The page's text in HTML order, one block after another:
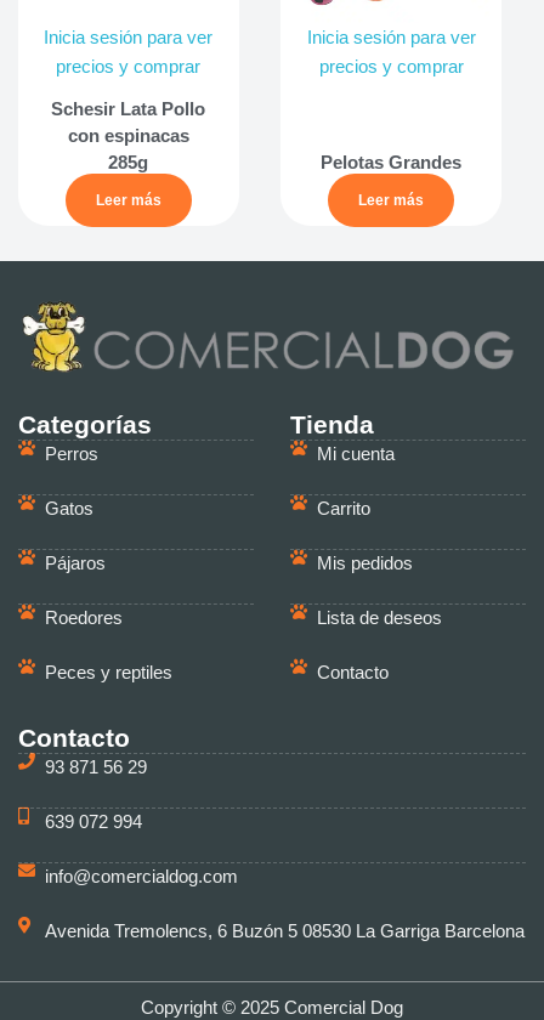
Inicia sesión para ver
precios y comprar
Schesir Lata Pollo
con espinacas
285g
Leer más
Inicia sesión para ver
precios y comprar
Pelotas Grandes
Leer más
Categorías
Perros
Gatos
Pájaros
Roedores
Peces y reptiles
Tienda
Mi cuenta
Carrito
Mis pedidos
Lista de deseos
Contacto
Contacto
93 871 56 29
639 072 994
info@comercialdog.com
Avenida Tremolencs, 6 Buzón 5 08530 La Garriga Barcelona
Copyright © 2025 Comercial Dog